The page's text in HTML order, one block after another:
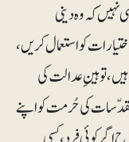
کہ وہ دینی
کو استعمال کریں،
توہینِ عدالت کی
مقدّسات کی حُرمت کو اپنے